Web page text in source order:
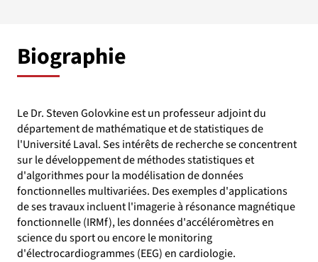
Biographie
Le Dr. Steven Golovkine est un professeur adjoint du
département de mathématique et de statistiques de
l'Université Laval. Ses intérêts de recherche se concentrent
sur le développement de méthodes statistiques et
d'algorithmes pour la modélisation de données
fonctionnelles multivariées. Des exemples d'applications
de ses travaux incluent l'imagerie à résonance magnétique
fonctionnelle (IRMf), les données d'accéléromètres en
science du sport ou encore le monitoring
d'électrocardiogrammes (EEG) en cardiologie.